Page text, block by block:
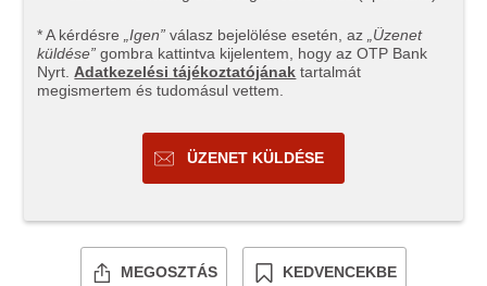
* A kérdésre „Igen” válasz bejelölése esetén, az
„Üzenet
küldése” gombra kattintva kijelentem, hogy az OTP Bank
Nyrt. Adatkezelési tájékoztatójának tartalmát
megismertem és tudomásul vettem.
ÜZENET KÜLDÉSE
MEGOSZTÁS KEDVENCEKBE